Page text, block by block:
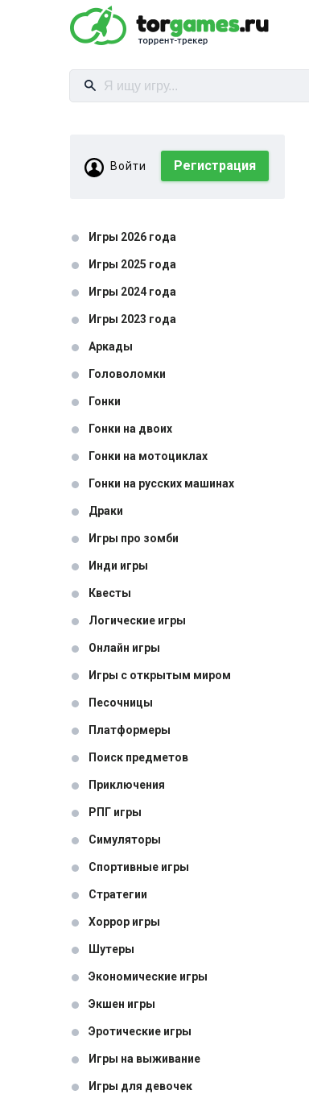
Войти Регистрация
Игры 2026 года
Игры 2025 года
Игры 2024 года
Игры 2023 года
Аркады
Головоломки
Гонки
Гонки на двоих
Гонки на мотоциклах
Гонки на русских машинах
Драки
Игры про зомби
Инди игры
Квесты
Логические игры
Онлайн игры
Игры с открытым миром
Песочницы
Платформеры
Поиск предметов
Приключения
РПГ игры
Симуляторы
Спортивные игры
Стратегии
Хоррор игры
Шутеры
Экономические игры
Экшен игры
Эротические игры
Игры на выживание
Игры для девочек